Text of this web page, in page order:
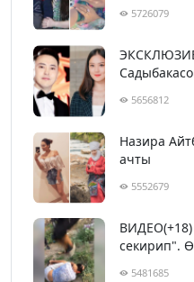
5726079
5656812
Назира
ачты
5552679
секирип".
5481685